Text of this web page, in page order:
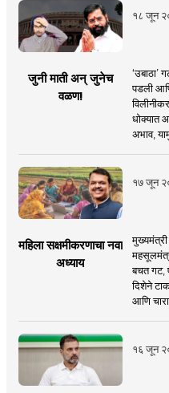
१८ जून
जुनी माती अन् जुनेच
वळण!
‘उबाठा’
पडली
धोक्यात
अभाव,
१७ जून
महिला सक्षमीकरणाचा नवा
अध्याय
मुख्यमंत्री
बचत गट,
दिशेने
आणि चारा
१६ जून